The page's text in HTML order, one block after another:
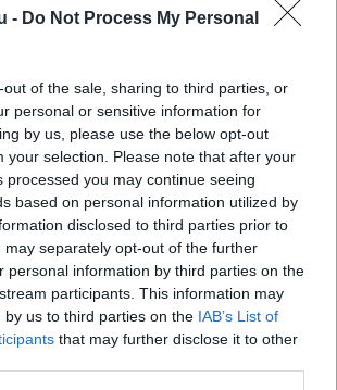
- Do Not Process My Personal
out of the sale, sharing to third parties, or
personal or sensitive information for
by us, please use the below opt-out
your selection. Please note that after your
processed you may continue seeing
based on personal information utilized by
disclosed to third parties prior to
may separately opt-out of the further
personal information by third parties on the
participants. This information may
by us to third parties on the IAB’s List of
that may further disclose it to other
majd Steamen, Epic Games Store-ban,
két generációs gépére - vagyis nem
ideiglenes exkluzivitást a Switch.
szempontból is újdonságokat hoz:
háttérbe húzódik, és helyét testvére,
hercegnője veszi át, aki az idő titánját,
legyőzni - természetesen az istenek
A játékmenet az első rész sikeres
tovább, ugyanakkor látványban,